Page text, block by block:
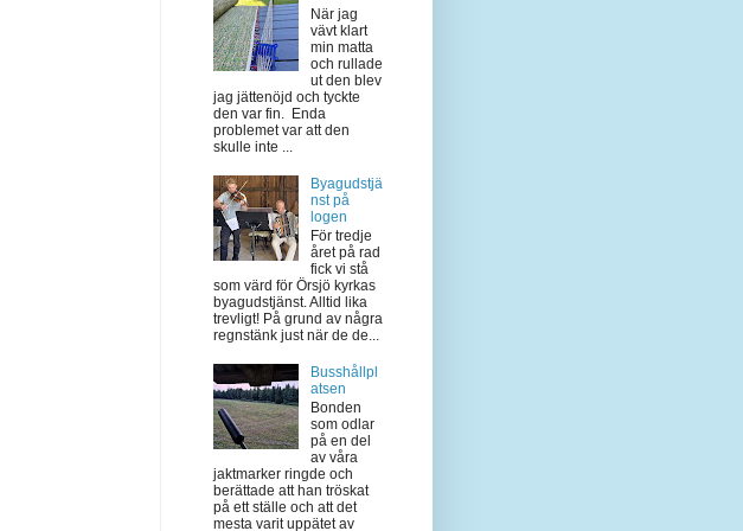
När jag
vävt klart
min matta
och rullade
ut den blev
jag jättenöjd och tyckte
den var fin. Enda
problemet var att den
skulle inte ...
Byagudstjä
nst på
logen
För tredje
året på rad
fick vi stå
som värd för Örsjö kyrkas
byagudstjänst. Alltid lika
trevligt! På grund av några
regnstänk just när de de...
Busshållpl
atsen
Bonden
som odlar
på en del
av våra
jaktmarker ringde och
berättade att han tröskat
på ett ställe och att det
mesta varit uppätet av